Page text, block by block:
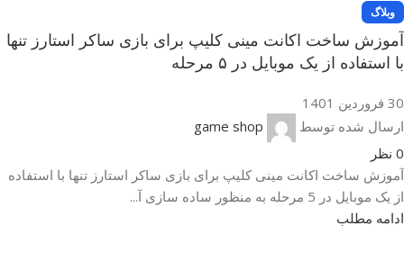
وبلاگ
آموزش ساخت اکانت مینی کلیپ برای بازی ساکر استارز تنها
با استفاده از یک موبایل در ۵ مرحله
30 فروردین 1401
ارسال شده توسط
game shop
0 نظر
آموزش ساخت اکانت مینی کلیپ برای بازی ساکر استارز تنها با استفاده
از یک موبایل در 5 مرحله به منظور ساده سازی آ...
ادامه مطلب